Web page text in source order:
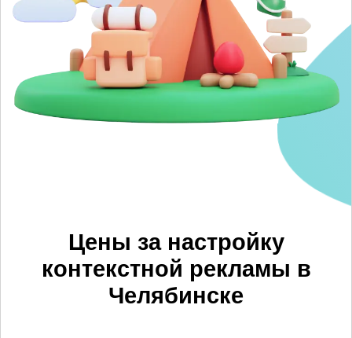
Цены за настройку
контекстной рекламы в
Челябинске